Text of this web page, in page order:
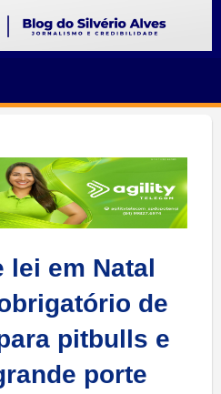
SILVERIO
ALVES
lei em Natal
de
pitbulls e
porte